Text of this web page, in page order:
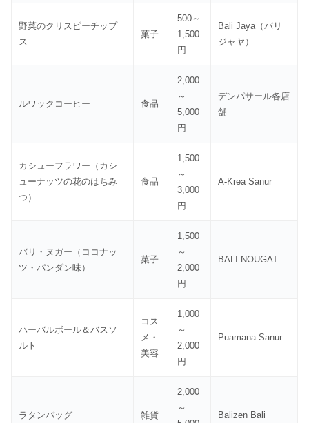
野菜のクリスピーチップ
ス
菓子
500～
1,500
円
Bali Jaya（バリ
ジャヤ）
ルワックコーヒー 食品
2,000
～
5,000
円
デンパサール各店
舗
カシューフラワー（カシ
ューナッツの花のはちみ
つ）
食品
1,500
～
3,000
円
A-Krea Sanur
バリ・ヌガー（ココナッ
ツ・パンダン味）
菓子
1,500
～
2,000
円
BALI NOUGAT
ハーバルボール＆バスソ
ルト
コス
メ・
美容
1,000
～
2,000
円
Puamana Sanur
ラタンバッグ 雑貨
2,000
～
Balizen Bali